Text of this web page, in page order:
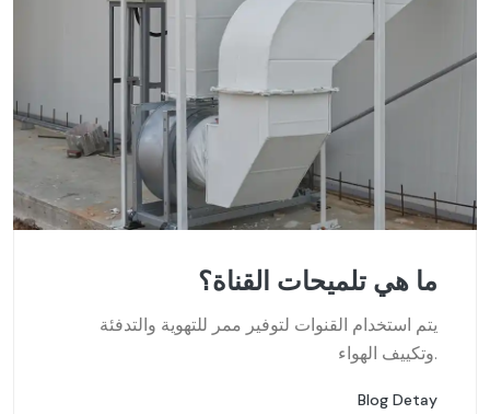
ما هي تلميحات القناة؟
يتم استخدام القنوات لتوفير ممر للتهوية والتدفئة
وتكييف الهواء.
Blog Detay